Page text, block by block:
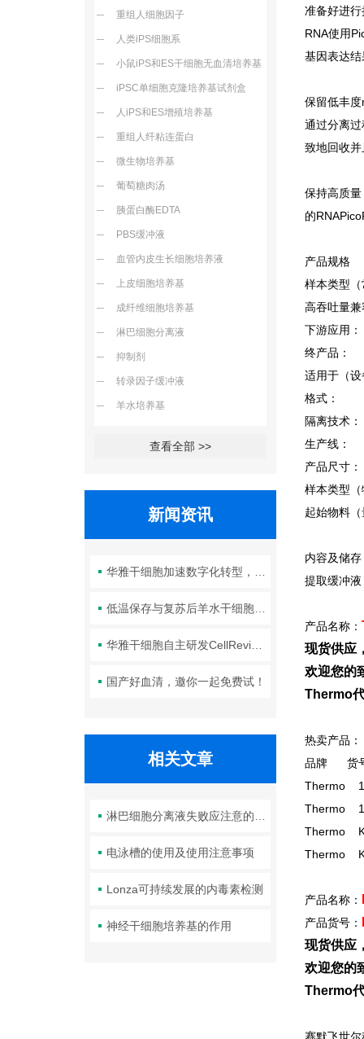
重组人细胞因子
人类iPS细胞系
小鼠iPS和ES干细胞无血清培养基
iPSC单细胞克隆培养基试剂盒
人iPS和ES增殖培养基
重组人纤粘连蛋白
微生物培养基
葡萄糖肉汤
胰蛋白酶EDTA
PBS缓冲液
血管内皮生长细胞培养液
上皮细胞培养基
成纤维细胞培养基
淋巴细胞分离液
抑制剂
转录因子缓冲液
羊水培养基
查看全部 >>
新闻资讯
国产好血清，邀你一起免费试！
相关文章
电泳槽的使用及使用注意事项
Lonza可持续发展的内毒素检测
神经干细胞培养基的作用
准备好进
RNA使用
基因表达结
保留低丰
通过分离
致地回收
保持高质量
的
产品规格
样本类型
高吞吐量
下游应用
终产品
适用于（
格式
隔离技
生产线
产品尺
样本类型
起始物料
内容及储存
提取缓冲
产品名称：
现货供应
欢迎您
Thermo
热卖产品：
品
产品名称：
产品货号：
现货供应
欢迎您
Thermo